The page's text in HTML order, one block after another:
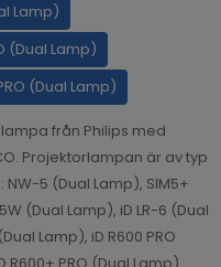
Lamp)
(Dual Lamp)
(Dual Lamp)
från Philips med
Projektorlampan är av typ
5 (Dual Lamp), SIM5+
(Dual Lamp), iD LR-6 (Dual
Lamp), iD R600 PRO